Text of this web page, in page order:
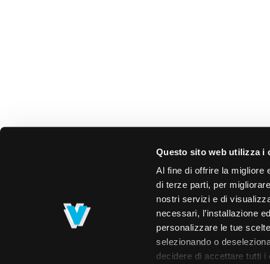
Questo sito web utilizza i
Al fine di offrire la migliore
di terze parti, per
nostri servizi e di
necessari, l’installazione
personalizzare le tue
selezionando o
decidere di accettare tutti